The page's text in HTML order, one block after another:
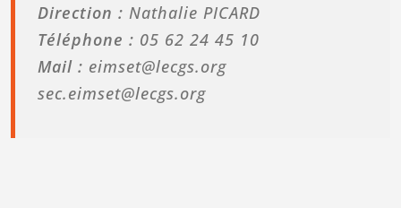
Direction : Nathalie PICARD
Téléphone : 05 62 24 45 10
Mail : eimset@lecgs.org
sec.eimset@lecgs.org